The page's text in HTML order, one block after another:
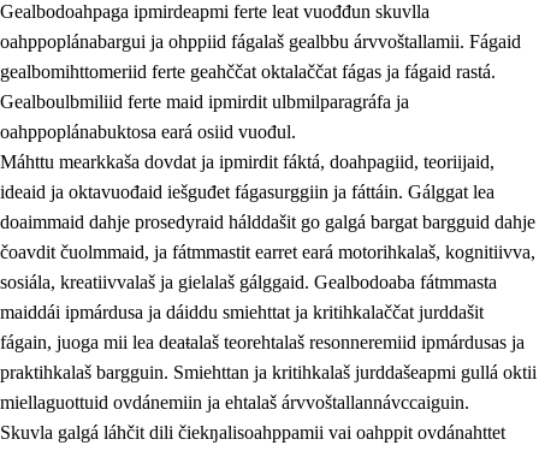
2.1 Sosiála oahppan ja ovdáneapmi
2.2 Gealbu fágain
2.3 Vuođđogálggat
2.4 Oahppat oahppat
Fágaidrasttideaddji fáttát
Gealbodoahpaga ipmirdeapmi ferte leat vuođđun skuvlla
oahppoplánabargui ja ohppiid fágalaš gealbbu árvvoštallamii. Fágaid
gealbomihttomeriid ferte geahččat oktalaččat fágas ja fágaid rastá.
Gealboulbmiliid ferte maid ipmirdit ulbmilparagráfa ja
oahppoplánabuktosa eará osiid vuođul.
Máhttu mearkkaša dovdat ja ipmirdit fáktá, doahpagiid, teoriijaid,
ideaid ja oktavuođaid iešguđet fágasurggiin ja fáttáin. Gálggat lea
doaimmaid dahje prosedyraid hálddašit go galgá bargat bargguid dahje
čoavdit čuolmmaid, ja fátmmastit earret eará motorihkalaš, kognitiivva,
sosiála, kreatiivvalaš ja gielalaš gálggaid. Gealbodoaba fátmmasta
maiddái ipmárdusa ja dáiddu smiehttat ja kritihkalaččat jurddašit
fágain, juoga mii lea deaŧalaš teorehtalaš resonneremiid ipmárdusas ja
praktihkalaš bargguin. Smiehttan ja kritihkalaš jurddašeapmi gullá oktii
miellaguottuid ovdánemiin ja ehtalaš árvvoštallannávccaiguin.
Skuvla galgá láhčit dili čiekŋalisoahppamii vai oahppit ovdánahttet